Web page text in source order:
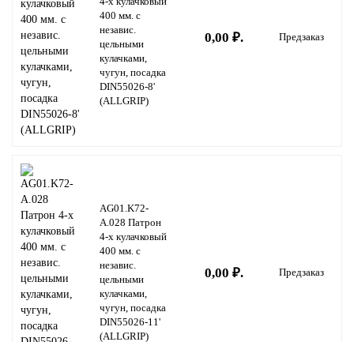
400 мм. с
независ.
цельными
кулачками,
чугун, посадка
DIN55026-8'
(ALLGRIP)
0,00 ₽. Предзаказ
AG01.K72-
A.028 Патрон
4-х кулачковый
400 мм. с
независ.
цельными
кулачками,
чугун, посадка
DIN55026-11'
(ALLGRIP)
0,00 ₽. Предзаказ